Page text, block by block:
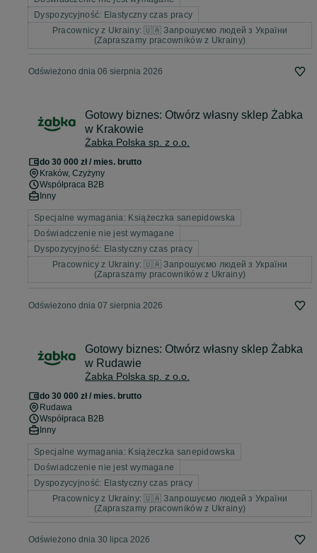
Dyspozycyjność: Elastyczny czas pracy
Pracownicy z Ukrainy: 🇺🇦 Запрошуємо людей з України
(Zapraszamy pracowników z Ukrainy)
Odświeżono dnia 06 sierpnia 2026
Gotowy biznes: Otwórz własny sklep Żabka
w Krakowie
Żabka Polska sp. z o.o.
do 30 000 zł / mies. brutto
Kraków, Czyżyny
Współpraca B2B
Inny
Specjalne wymagania: Książeczka sanepidowska
Doświadczenie nie jest wymagane
Dyspozycyjność: Elastyczny czas pracy
Pracownicy z Ukrainy: 🇺🇦 Запрошуємо людей з України
(Zapraszamy pracowników z Ukrainy)
Odświeżono dnia 07 sierpnia 2026
Gotowy biznes: Otwórz własny sklep Żabka
w Rudawie
Żabka Polska sp. z o.o.
do 30 000 zł / mies. brutto
Rudawa
Współpraca B2B
Inny
Specjalne wymagania: Książeczka sanepidowska
Doświadczenie nie jest wymagane
Dyspozycyjność: Elastyczny czas pracy
Pracownicy z Ukrainy: 🇺🇦 Запрошуємо людей з України
(Zapraszamy pracowników z Ukrainy)
Odświeżono dnia 30 lipca 2026